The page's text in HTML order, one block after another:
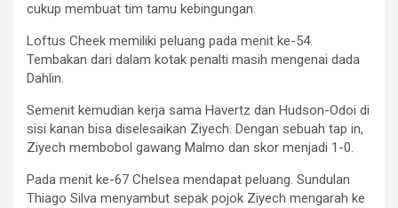
cukup membuat tim tamu kebingungan.
Loftus Cheek memiliki peluang pada menit ke-54.
Tembakan dari dalam kotak penalti masih mengenai dada
Dahlin.
Semenit kemudian kerja sama Havertz dan Hudson-Odoi di
sisi kanan bisa diselesaikan Ziyech. Dengan sebuah tap in,
Ziyech membobol gawang Malmo dan skor menjadi 1-0.
Pada menit ke-67 Chelsea mendapat peluang. Sundulan
Thiago Silva menyambut sepak pojok Ziyech mengarah ke